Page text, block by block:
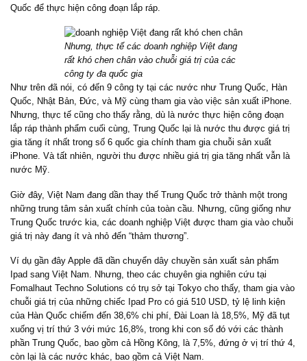
Quốc để thực hiện công đoạn lắp ráp.
Nhưng, thực tế các doanh nghiệp Việt đang
rất khó chen chân vào chuỗi giá trị của các
công ty đa quốc gia
Như trên đã nói, có đến 9 công ty tại các nước như Trung Quốc, Hàn
Quốc, Nhật Bản, Đức, và Mỹ cùng tham gia vào việc sản xuất iPhone.
Nhưng, thực tế cũng cho thấy rằng, dù là nước thực hiện công đoạn
lắp ráp thành phẩm cuối cùng, Trung Quốc lại là nước thu được giá trị
gia tăng ít nhất trong số 6 quốc gia chính tham gia chuỗi sản xuất
iPhone. Và tất nhiên, người thu được nhiều giá trị gia tăng nhất vẫn là
nước Mỹ.
Giờ đây, Việt Nam đang dần thay thế Trung Quốc trở thành một trong
những trung tâm sản xuất chính của toàn cầu. Nhưng, cũng giống như
Trung Quốc trước kia, các doanh nghiệp Việt được tham gia vào chuỗi
giá trị này đang ít và nhỏ đến “thảm thương”.
Ví dụ gần đây Apple đã dần chuyển dây chuyền sản xuất sản phẩm
Ipad sang Việt Nam. Nhưng, theo các chuyên gia nghiên cứu tại
Fomalhaut Techno Solutions có trụ sở tại Tokyo cho thấy, tham gia vào
chuỗi giá trị của những chiếc Ipad Pro có giá 510 USD, tỷ lệ linh kiện
của Hàn Quốc chiếm đến 38,6% chi phí, Đài Loan là 18,5%, Mỹ đã tụt
xuống vị trí thứ 3 với mức 16,8%, trong khi con số đó với các thành
phần Trung Quốc, bao gồm cả Hồng Kông, là 7,5%, đứng ở vị trí thứ 4,
còn lại là các nước khác, bao gồm cả Việt Nam.